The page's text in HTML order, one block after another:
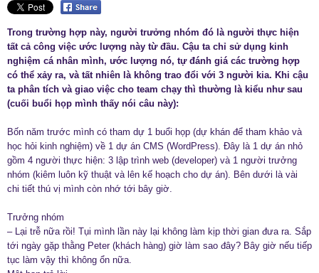
Trong trường hợp này, người trưởng nhóm đó là người thực hiện
tất cả công việc ước lượng này từ đầu. Cậu ta chỉ sử dụng kinh
nghiệm cá nhân mình, ước lượng nó, tự đánh giá các trường hợp
có thể xảy ra, và tất nhiên là không trao đổi với 3 người kia. Khi cậu
ta phân tích và giao việc cho team chạy thì thường là kiểu như sau
(cuối buổi họp mình thấy nói câu này):
Bốn năm trước mình có tham dự 1 buổi họp (dự khán để tham khảo và
học hỏi kinh nghiệm) về 1 dự án CMS (WordPress). Đây là 1 dự án nhỏ
gồm 4 người thực hiện: 3 lập trình web (developer) và 1 người trưởng
nhóm (kiêm luôn kỹ thuật và lên kế hoạch cho dự án). Bên dưới là vài
chi tiết thú vị mình còn nhớ tới bây giờ.
Trưởng nhóm
– Lại trễ nữa rồi! Tụi mình lần này lại không làm kịp thời gian đưa ra. Sắp
tới ngày gặp thằng Peter (khách hàng) giờ làm sao đây? Bây giờ nếu tiếp
tục làm vậy thì không ổn nữa.